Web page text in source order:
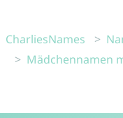
CharliesNames
Mädchennamen